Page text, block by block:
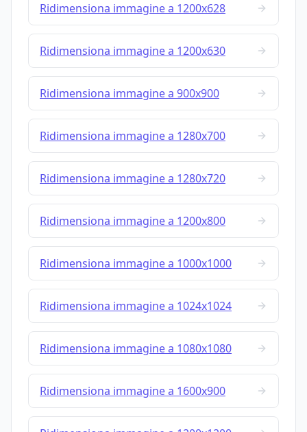
Ridimensiona immagine a 1200x628
Ridimensiona immagine a 1200x630
Ridimensiona immagine a 900x900
Ridimensiona immagine a 1280x700
Ridimensiona immagine a 1280x720
Ridimensiona immagine a 1200x800
Ridimensiona immagine a 1000x1000
Ridimensiona immagine a 1024x1024
Ridimensiona immagine a 1080x1080
Ridimensiona immagine a 1600x900